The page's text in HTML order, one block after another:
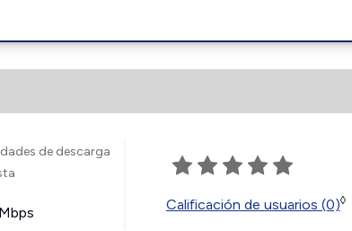
de descarga
Mbps Calificación de usuarios (0)◊